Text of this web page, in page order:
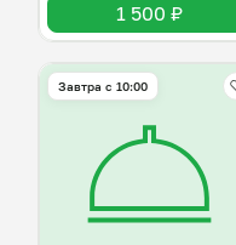
1 500 ₽
Завтра c 10:00